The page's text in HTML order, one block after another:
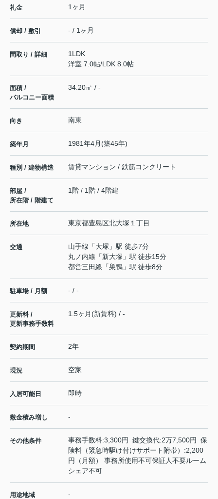
礼金 1ヶ月
償却 / 敷引 - / 1ヶ月
間取り / 詳細
1LDK
洋室 7.0帖/LDK 8.0帖
面積 /
バルコニー面積
34.20㎡ / -
向き 南東
築年月 1981年4月(築45年)
種別 / 建物構造 賃貸マンション / 鉄筋コンクリート
部屋 /
所在階 / 階建て
1階 / 1階 / 4階建
所在地 東京都豊島区北大塚 １丁目
交通 山手線 「大塚 」駅 徒歩7分
丸ノ内線 「新大塚 」駅 徒歩15分
都営三田線 「巣鴨 」駅 徒歩8分
駐車場 / 月額 - / -
更新料 /
更新事務手数料
1.5ヶ月(新賃料) / -
契約期間 2年
現況 空家
入居可能日 即時
敷金積み増し -
その他条件
事務手数料:3,300円 鍵交換代:2万7,500円 保
険料（緊急時駆け付けサポート附帯）:2,200
円（月額） 事務所使用不可保証人不要ルーム
シェア不可
用途地域 -